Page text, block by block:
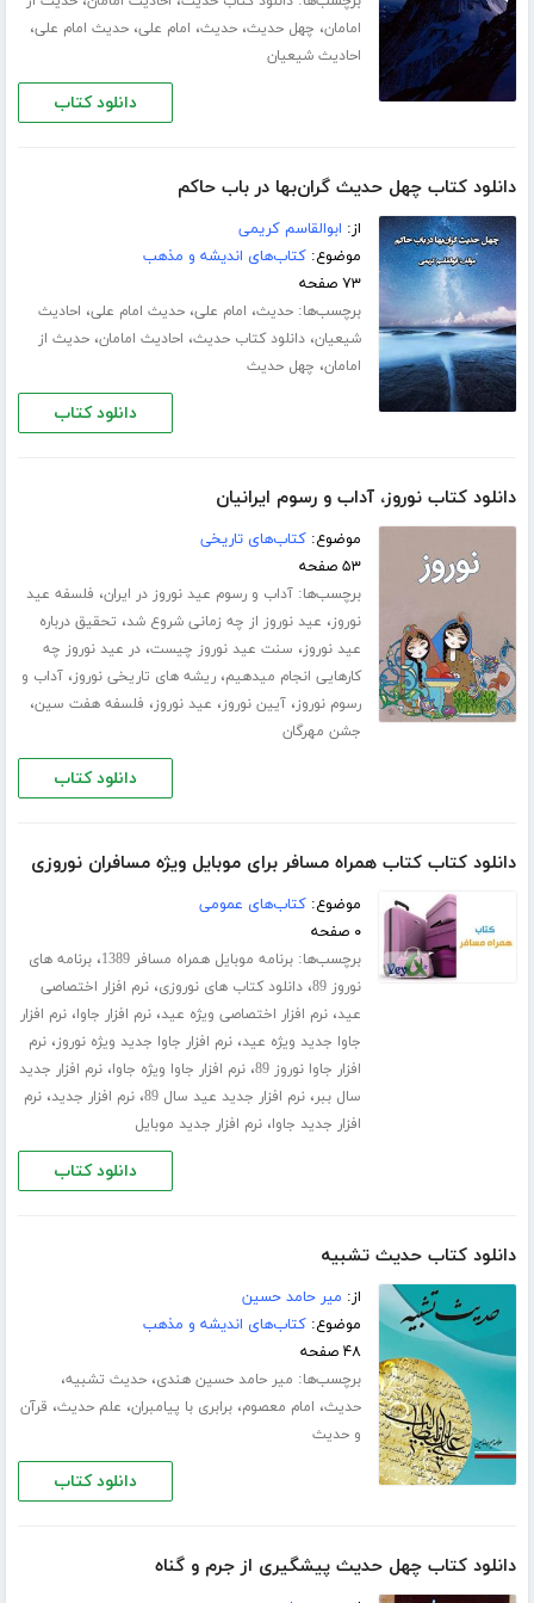
امامان، چهل حدیث،حدیث، امام علی،حدیث امام علی،
احادیث شیعیان
دانلود کتاب
دانلود کتاب چهل حدیث گران‌بها در باب حاکم
از: ابوالقاسم کریمی
موضوع:کتاب‌های اندیشه و مذهب
۷۳ صفحه
برچسب‌ها:حدیث، امام علی،حدیث امام علی، احادیث
شیعیان،دانلود کتاب حدیث، احادیث امامان،حدیث از
امامان، چهل حدیث
دانلود کتاب
دانلود کتاب نوروز، آداب و رسوم ایرانیان
موضوع:کتاب‌های تاریخی
۵۳ صفحه
برچسب‌ها:آداب و رسوم عید نوروز در ایران، فلسفه عید
نوروز، عید نوروز از چه زمانی شروع شد، تحقیق درباره
عید نوروز، سنت عید نوروز چیست،در عید نوروز چه
کارهایی انجام میدهیم،ریشه های تاریخی نوروز،آداب و
رسوم نوروز،آیین نوروز، عید نوروز، فلسفه هفت سین،
جشن مهرگان
دانلود کتاب
دانلود کتاب کتاب همراه مسافر برای موبایل ویژه مسافران نوروزی
موضوع:کتاب‌های عمومی
۰ صفحه
برچسب‌ها:برنامه موبایل همراه مسافر 1389 ،برنامه های
نوروز 89
،دانلود کتاب های نوروزی،نرم افزار اختصاصی
عید،نرم افزار اختصاصی ویژه عید،نرم افزار جاوا،نرم افزار
جاوا جدید ویژه عید،نرم افزار جاوا جدید ویژه نوروز،نرم
افزار جاوا نوروز 89
،نرم افزار جاوا ویژه جاوا،نرم افزار جدید
سال ببر،نرم افزار جدید عید سال 89 ،نرم افزار جدید،نرم
افزار جدید جاوا،نرم افزار جدید موبایل
دانلود کتاب
دانلود کتاب حدیث تشبیه
از: میر حامد حسین
موضوع:کتاب‌های اندیشه و مذهب
۴۸ صفحه
برچسب‌ها: میر حامد حسین هندی،حدیث تشبیه،
حدیث، امام معصوم،برابری با پیامبران، علم حدیث، قرآن
و حدیث
دانلود کتاب
دانلود کتاب چهل حدیث پیشگیری از جرم و گناه